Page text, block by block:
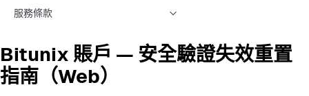
服務條款
Bitunix 賬戶 — 安全驗證失效重置
指南（Web）